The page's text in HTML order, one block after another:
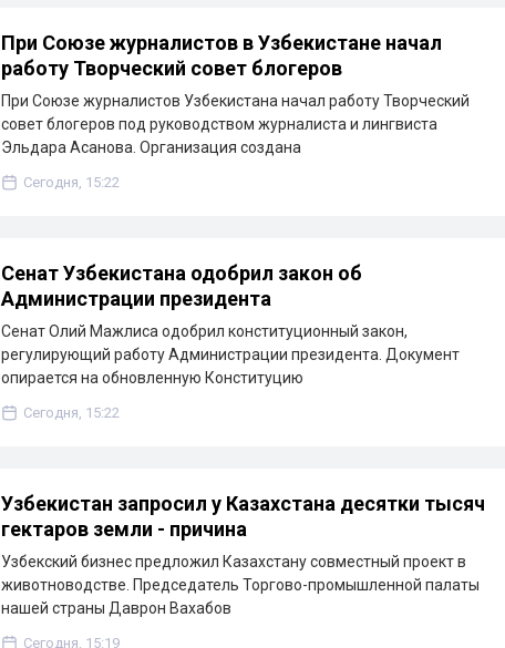
При Союзе журналистов в Узбекистане начал
работу Творческий совет блогеров
При Союзе журналистов Узбекистана начал работу Творческий
совет блогеров под руководством журналиста и лингвиста
Эльдара Асанова. Организация создана
Сегодня, 15:22
Сенат Узбекистана одобрил закон об
Администрации президента
Сенат Олий Мажлиса одобрил конституционный закон,
регулирующий работу Администрации президента. Документ
опирается на обновленную Конституцию
Сегодня, 15:22
Узбекистан запросил у Казахстана десятки тысяч
гектаров земли - причина
Узбекский бизнес предложил Казахстану совместный проект в
животноводстве. Председатель Торгово-промышленной палаты
нашей страны Даврон Вахабов
Сегодня, 15:19